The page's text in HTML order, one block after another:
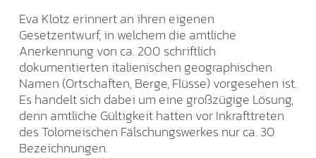
Eva Klotz erinnert an ihren eigenen
Gesetzentwurf, in welchem die amtliche
Anerkennung von ca. 200 schriftlich
dokumentierten italienischen geographischen
Namen (Ortschaften, Berge, Flüsse) vorgesehen ist.
Es handelt sich dabei um eine großzügige Lösung,
denn amtliche Gültigkeit hatten vor Inkrafttreten
des Tolomeischen Fälschungswerkes nur ca. 30
Bezeichnungen.